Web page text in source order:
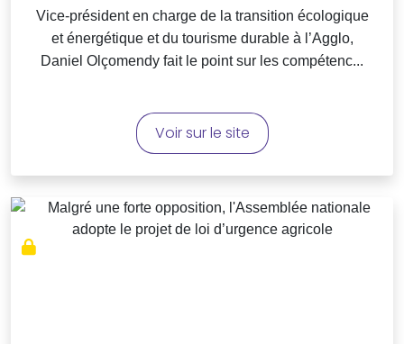
Vice-président en charge de la transition écologique
et énergétique et du tourisme durable à l’Agglo,
Daniel Olçomendy fait le point sur les compétenc...
Voir sur le site